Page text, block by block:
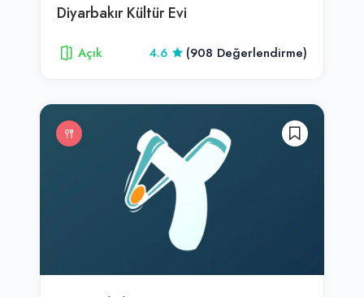
Diyarbakır Kültür Evi
Açık 4.6 (908 Değerlendirme)